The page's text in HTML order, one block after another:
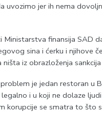
uvozimo jer ih nema
Ministarstva finansija SAD
sina i ćerku i njihove
iz obrazloženja
je jedan restoran u
i u koji ne dolaze
korupcije se smatra to što